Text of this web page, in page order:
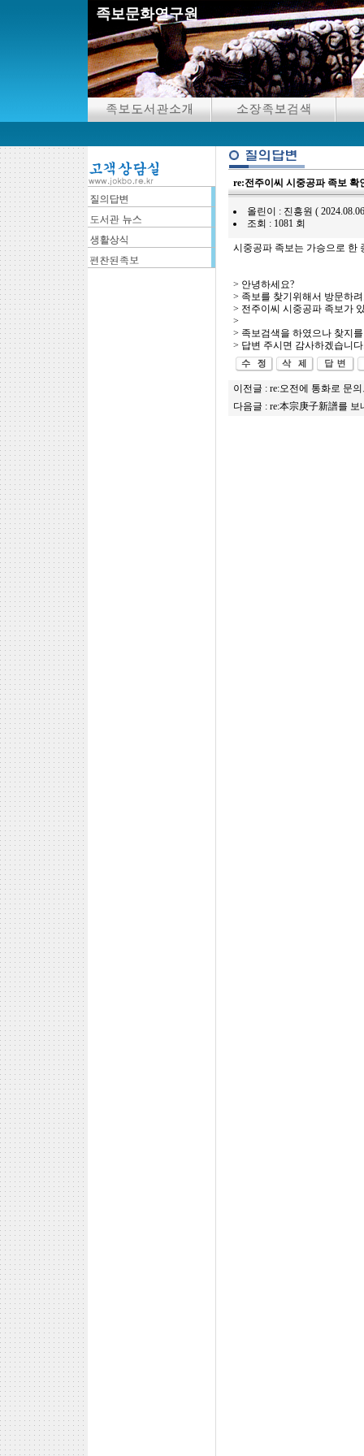
족보문화연구원
re:전주이씨 시중공파 족보 확
올린이 : 진흥원 (
조회 : 1081 회
시중공파 족보는 가승으로 한
> 안녕하세요?
> 족보를 찾기위해서 방문하
> 전주이씨 시중공파 족보가
>
> 족보검색을 하였으나 찾지
> 답변 주시면 감사하겠습니
이전글 : re:오전에 통화로 문
다음글 : re:本宗庚子新譜를 보